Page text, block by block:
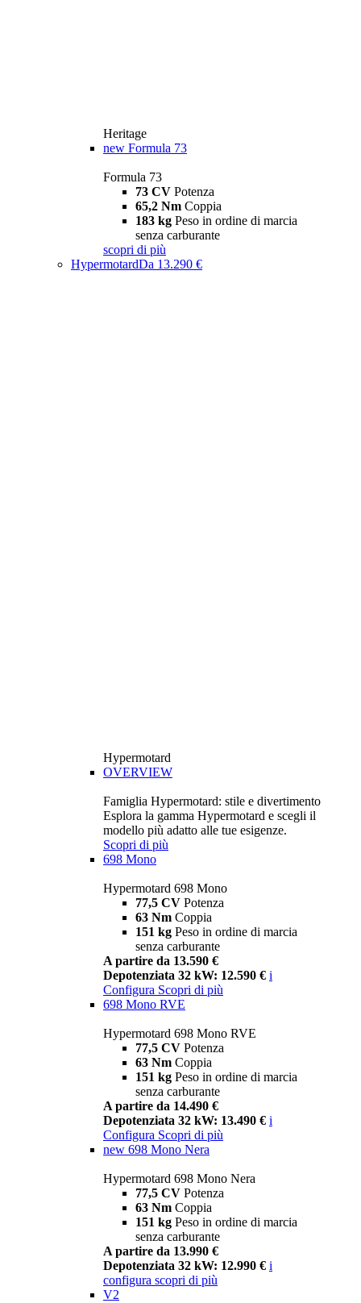
Heritage
new Formula 73
Formula 73
73 CV Potenza
65,2 Nm Coppia
183 kg Peso in ordine di marcia
senza carburante
scopri di più
HypermotardDa 13.290 €
Hypermotard
OVERVIEW
Famiglia Hypermotard: stile e divertimento
Esplora la gamma Hypermotard e scegli il
modello più adatto alle tue esigenze.
Scopri di più
698 Mono
Hypermotard 698 Mono
77,5 CV Potenza
63 Nm Coppia
151 kg Peso in ordine di marcia
senza carburante
A partire da 13.590 €
Depotenziata 32 kW: 12.590 € i
Configura Scopri di più
698 Mono RVE
Hypermotard 698 Mono RVE
77,5 CV Potenza
63 Nm Coppia
151 kg Peso in ordine di marcia
senza carburante
A partire da 14.490 €
Depotenziata 32 kW: 13.490 € i
Configura Scopri di più
new 698 Mono Nera
Hypermotard 698 Mono Nera
77,5 CV Potenza
63 Nm Coppia
151 kg Peso in ordine di marcia
senza carburante
A partire da 13.990 €
Depotenziata 32 kW: 12.990 € i
configura scopri di più
V2